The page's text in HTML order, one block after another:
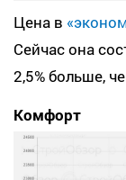
Цена в
Сейчас она
2,5% больше,
Комфорт